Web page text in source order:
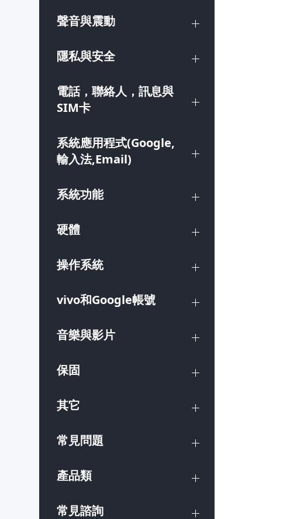
聲音與震動
隱私與安全
電話，聯絡人，訊息與
SIM卡
系統應用程式(Google,
輸入法,Email)
系統功能
硬體
操作系統
vivo和Google帳號
音樂與影片
保固
其它
常見問題
產品類
常見諮詢